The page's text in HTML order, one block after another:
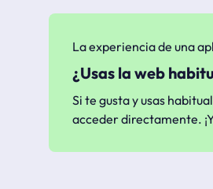
La experiencia de una
¿Usas la web
Si te gusta y usas
acceder directamente.